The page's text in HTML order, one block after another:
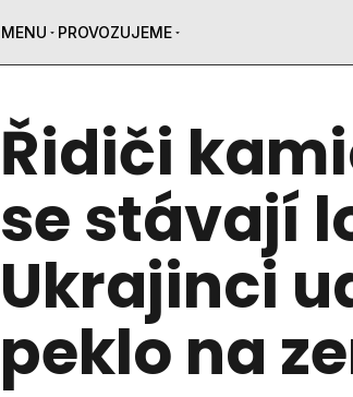
MENU PROVOZUJEME
Řidiči
se stávají
Ukrajinci
peklo na